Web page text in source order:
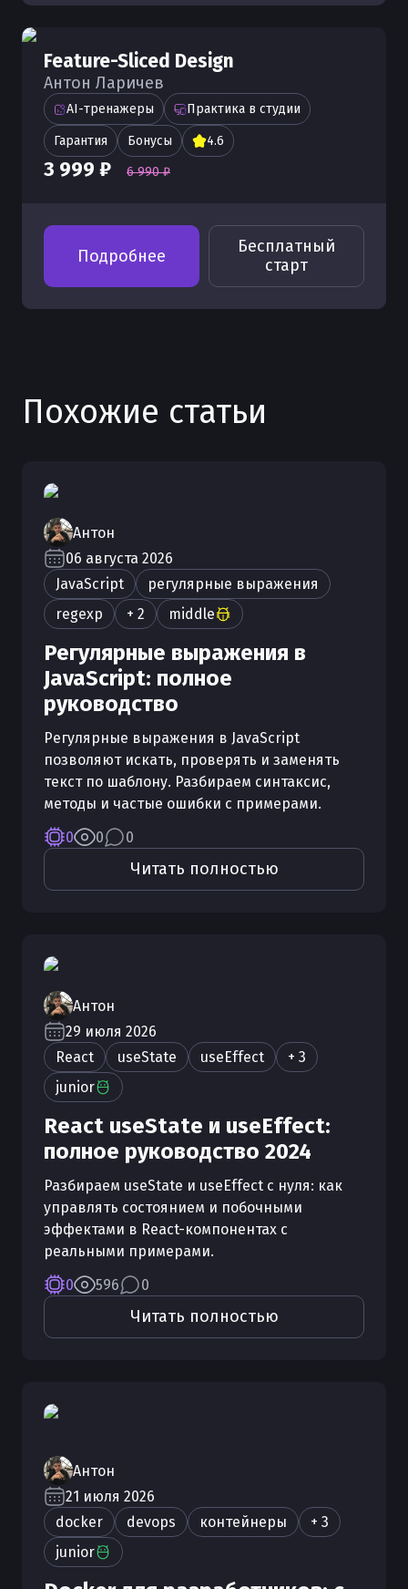
Feature-Sliced Design
Антон Ларичев
AI-тренажеры Практика в студии
Гарантия Бонусы 4.6
3 999 ₽ 6 990 ₽
Подробнее
Бесплатный
старт
Похожие статьи
Антон
06 августа 2026
JavaScript
регулярные выражения
regexp
+ 2 middle
Регулярные выражения в
JavaScript: полное
руководство
Регулярные выражения в JavaScript
позволяют искать, проверять и заменять
текст по шаблону. Разбираем синтаксис,
методы и частые ошибки с примерами.
0
0 0
Читать полностью
Антон
29 июля 2026
React
useState useEffect
+ 3
junior
React useState и useEffect:
полное руководство 2024
Разбираем useState и useEffect с нуля: как
управлять состоянием и побочными
эффектами в React-компонентах с
реальными примерами.
0
596 0
Читать полностью
Антон
21 июля 2026
docker
devops контейнеры
+ 3
junior